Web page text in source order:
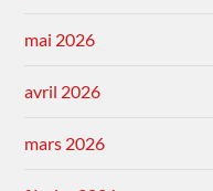
mai 2026
avril 2026
mars 2026